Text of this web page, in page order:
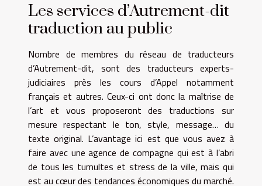
Les services d’Autrement-dit
traduction au public
Nombre de membres du réseau de traducteurs
d’Autrement-dit, sont des traducteurs experts-
judiciaires près les cours d’Appel notamment
français et autres. Ceux-ci ont donc la maîtrise de
l’art et vous proposeront des traductions sur
mesure respectant le ton, style, message… du
texte original. L’avantage ici est que vous avez à
faire avec une agence de compagne qui est à l’abri
de tous les tumultes et stress de la ville, mais qui
est au cœur des tendances économiques du marché.